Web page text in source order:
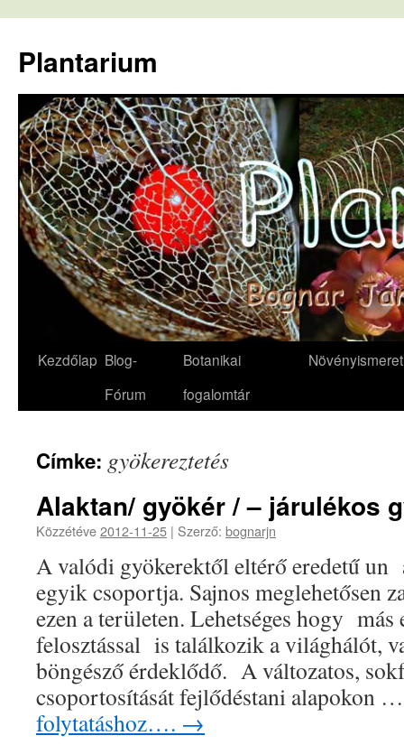
tartalomba
Plantarium
Kezdőlap Blog-
Fórum
Botanikai
fogalomtár
Növényismeret
Címke: gyökereztetés
Alaktan/ gyökér / – járulékos
Közzétéve2012-11-25 | Szerző: bognarjn
A valódi gyökerektől eltérő eredetű un
egyik csoportja. Sajnos meglehetősen
ezen a területen. Lehetséges hogy más
felosztással is találkozik a világhálót,
böngésző érdeklődő. A változatos,
csoportosítását fejlődéstani alapokon
folytatáshoz…. →